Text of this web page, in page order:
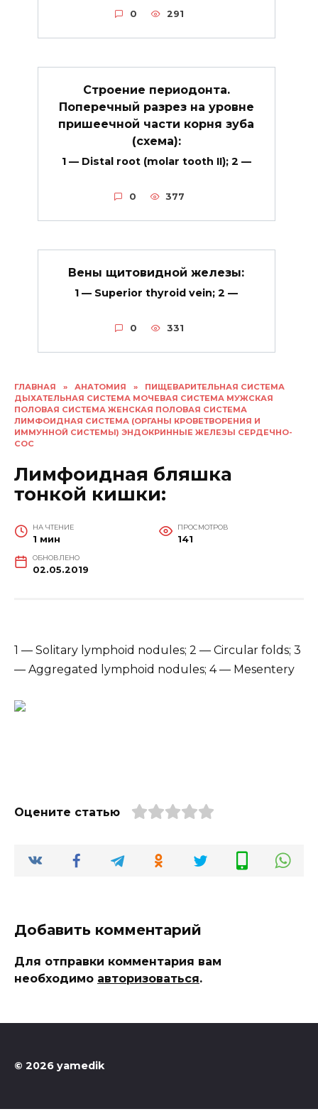
ГЛАВНАЯ » АНАТОМИЯ »
ПИЩЕВАРИТЕЛЬНАЯ СИСТЕМА
ДЫХАТЕЛЬНАЯ СИСТЕМА МОЧЕВАЯ СИСТЕМА МУЖСКАЯ
ПОЛОВАЯ СИСТЕМА ЖЕНСКАЯ ПОЛОВАЯ СИСТЕМА
ЛИМФОИДНАЯ СИСТЕМА (ОРГАНЫ КРОВЕТВОРЕНИЯ И
ИММУННОЙ СИСТЕМЫ) ЭНДОКРИННЫЕ ЖЕЛЕЗЫ СЕРДЕЧНО-
СОС
Лимфоидная бляшка
тонкой кишки:
НА ЧТЕНИЕ
1 мин
ПРОСМОТРОВ
141
ОБНОВЛЕНО
02.05.2019
1 — Solitary lymphoid nodules; 2 — Circular folds; 3
— Aggregated lymphoid nodules; 4 — Mesentery
Оцените статью
Добавить комментарий
Для отправки комментария вам
необходимо авторизоваться.
0 291
Строение периодонта.
Поперечный разрез на уровне
пришеечной части корня зуба
(схема):
1 — Distal root (molar tooth II); 2 —
0 377
Вены щитовидной железы:
1 — Superior thyroid vein; 2 —
0 331
© 2026 yamedik